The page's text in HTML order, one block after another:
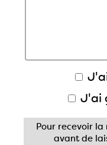
J'ai
Pour recevoir la
avant de